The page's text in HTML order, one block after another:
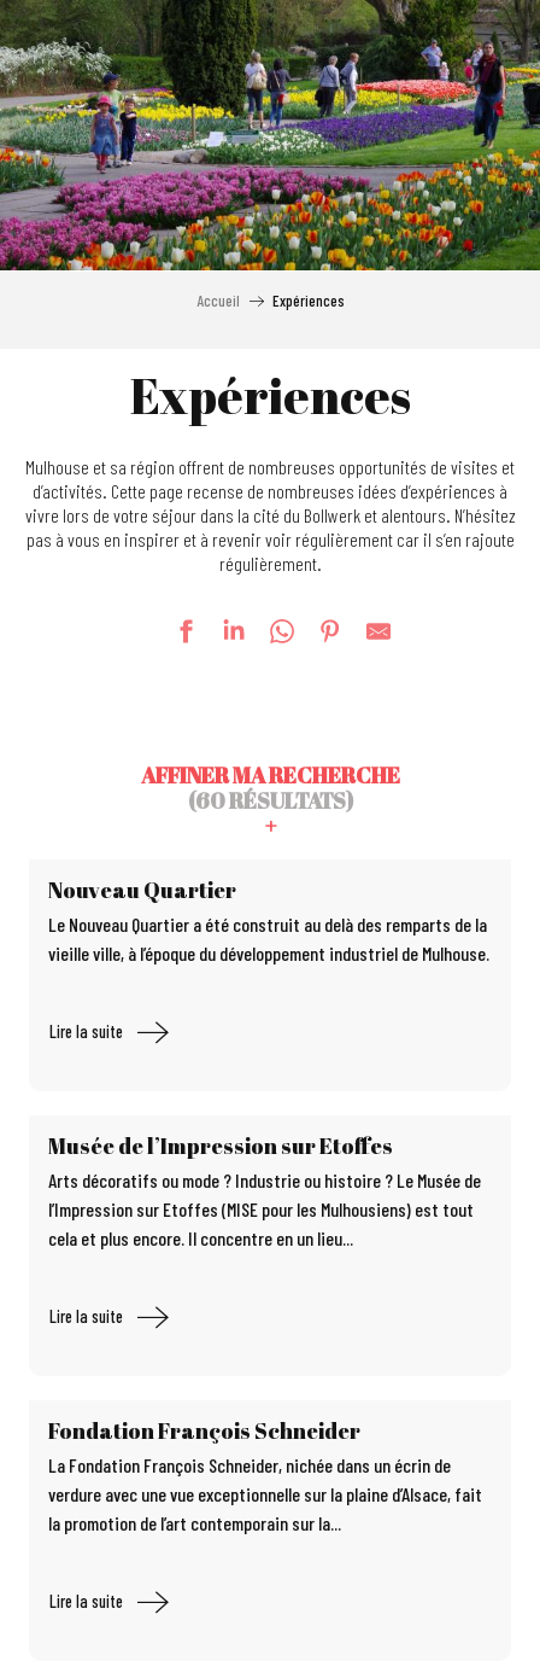
Aller
au
contenu
principal
Accueil Expériences
Expériences
Mulhouse et sa région offrent de nombreuses opportunités de visites et
d’activités. Cette page recense de nombreuses idées d’expériences à
vivre lors de votre séjour dans la cité du Bollwerk et alentours. N’hésitez
pas à vous en inspirer et à revenir voir régulièrement car il s’en rajoute
régulièrement.
AFFINER MA RECHERCHE
(60 RÉSULTATS)
Nouveau Quartier
Le Nouveau Quartier a été construit au delà des remparts de la
vieille ville, à l’époque du développement industriel de Mulhouse.
Lire la suite
Musée de l’Impression sur Etoffes
Arts décoratifs ou mode ? Industrie ou histoire ? Le Musée de
l’Impression sur Etoffes (MISE pour les Mulhousiens) est tout
cela et plus encore. Il concentre en un lieu...
Lire la suite
Fondation François Schneider
La Fondation François Schneider, nichée dans un écrin de
verdure avec une vue exceptionnelle sur la plaine d’Alsace, fait
la promotion de l’art contemporain sur la...
Lire la suite